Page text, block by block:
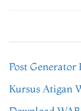
Post Generator
Kursus Atigan